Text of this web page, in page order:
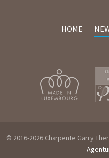
HOME
© 2016-2026 Charpente Garry